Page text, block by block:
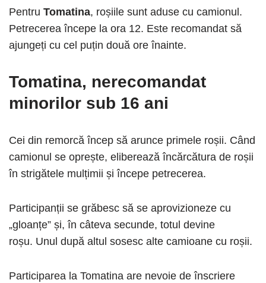
Pentru Tomatina, roșiile sunt aduse cu camionul.
Petrecerea începe la ora 12. Este recomandat să
ajungeți cu cel puțin două ore înainte.
Tomatina, nerecomandat
minorilor sub 16 ani
Cei din remorcă încep să arunce primele roșii. Când
camionul se oprește, eliberează încărcătura de roșii
în strigătele mulțimii și începe petrecerea.
Participanții se grăbesc să se aprovizioneze cu
„gloanțe” și, în câteva secunde, totul devine
roșu. Unul după altul sosesc alte camioane cu roșii.
Participarea la Tomatina are nevoie de înscriere